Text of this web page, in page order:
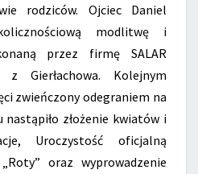
rodziców. Ojciec Daniel
modlitwę i
przez firmę SALAR
z Gierłachowa. Kolejnym
zwieńczony odegraniem na
nastąpiło złożenie kwiatów i
Uroczystość oficjalną
oraz wyprowadzenie